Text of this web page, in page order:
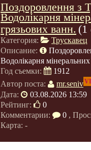
Поздоровлення з
Водолікарня
грязьових ванн. (1
Категория:
Трускавец
Описание:
Водолікарня
Год съемки:
1912
Автор поста:
mr.seniv
Дата:
03.08.2026 13:59
Рейтинг:
0
Комментарии:
0 ,
Карта: -